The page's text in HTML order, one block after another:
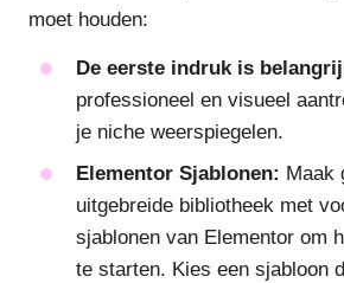
moet houden:
De eerste indruk is
professioneel en visueel
je niche weerspiegelen.
Elementor Sjablonen: Maak
uitgebreide bibliotheek met
sjablonen van Elementor om
te starten. Kies een sjabloon